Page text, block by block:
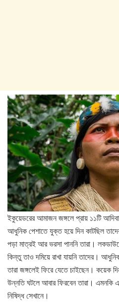
ইকুয়েডরের আমাজন জঙ্গলে প্রায় ১১টি
আধুনিক পেশাতে যুক্ত হয়ে দিন কাটছিল
পড়া মাত্রই আর ভরসা পাননি তারা।
কিন্তু তাও দমিয়ে রাখা যায়নি তাদের।
তারা জঙ্গলেই ফিরে যেতে চাইছেন। কয়েক
উন্নতি ঘটলে আবার ফিরবেন তারা। এমনকি
নিষিদ্ধ সেখানে।